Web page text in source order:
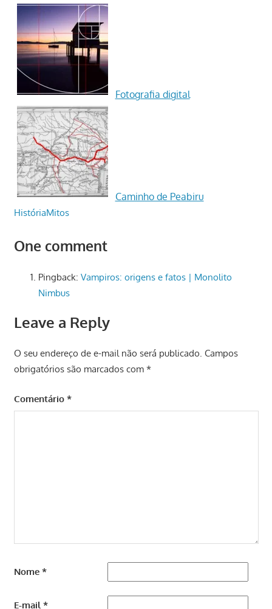
Fotografia digital
Caminho de Peabiru
HistóriaMitos
One comment
Pingback: Vampiros: origens e fatos | Monolito
Nimbus
Leave a Reply
O seu endereço de e-mail não será publicado. Campos
obrigatórios são marcados com *
Comentário *
Nome *
E-mail*